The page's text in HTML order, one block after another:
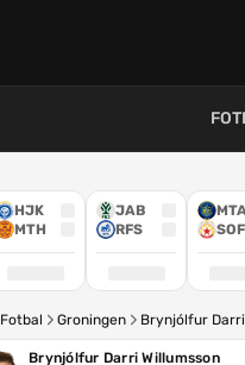
HJK
MTH
JAB
RFS
SOF
Fotbal Groningen Brynjólfur
Brynjólfur Darri Willumsson